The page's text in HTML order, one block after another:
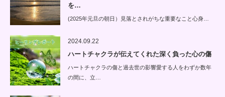
を…
(2025年元旦の朝日）見落とされがちな重要なこと心身…
2024.09.22
ハートチャクラが伝えてくれた深く負った心の傷
ハートチャクラの傷と過去世の影響愛する人をわずか数年
の間に、立…